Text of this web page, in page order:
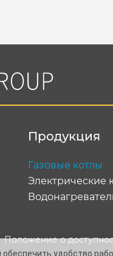
Продукция
Газовые котлы
Электрические
Положение о
удобство